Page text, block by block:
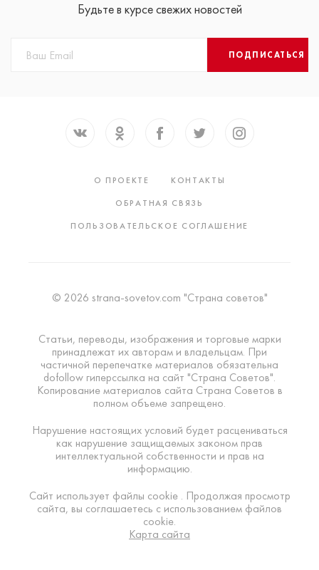
Будьте в курсе свежих новостей
ПОДПИСАТЬСЯ
О ПРОЕКТЕ
КОНТАКТЫ
ОБРАТНАЯ СВЯЗЬ
ПОЛЬЗОВАТЕЛЬСКОЕ СОГЛАШЕНИЕ
© 2026 strana-sovetov.com "Страна советов"
Статьи, переводы, изображения и торговые марки
принадлежат их авторам и владельцам. При
частичной перепечатке материалов обязательна
dofollow гиперссылка на сайт "Страна Советов".
Копирование материалов сайта Страна Советов в
полном объеме запрещено.
Нарушение настоящих условий будет расцениваться
как нарушение защищаемых законом прав
интеллектуальной собственности и прав на
информацию.
Сайт использует файлы cookie . Продолжая просмотр
сайта, вы соглашаетесь с использованием файлов
cookie.
Карта сайта